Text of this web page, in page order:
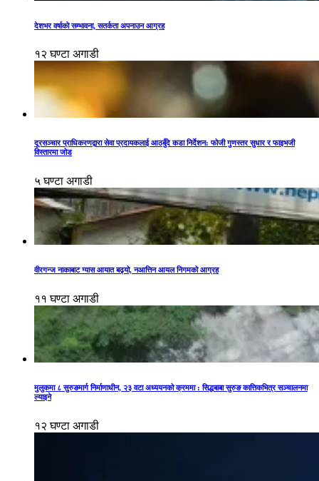
देशभर वर्षाको सम्भावना, सतर्कता अपनाउन आग्रह
१२ घण्टा अगाडी
दूरसञ्चार प्राधिकरणद्वारा सेवा प्रदायकलाई आठबुँदे कडा निर्देशन: फोजी गुणस्तर सुधार र फाइभजी
विस्तारमा जोड
५ घण्टा अगाडी
वीरगन्ज नाकाबाट ग्यास आयात बढ्यो, नआत्तिन आयल निगमको आग्रह
११ घण्टा अगाडी
मुलुकमा ८ सुरुङमार्ग निर्माणाधीन, २३ वटा अध्ययनको क्रममा : सिद्धबाबा सुरुङ कात्तिकभित्र सञ्चालनमा
ल्याइने
१२ घण्टा अगाडी